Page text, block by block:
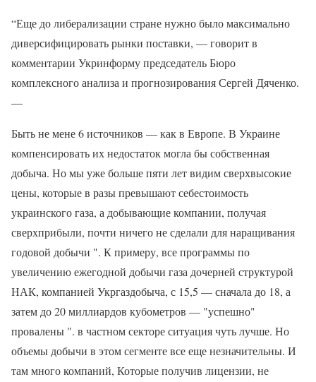
“Еще до либерализации стране нужно было максимально
диверсифицировать рынки поставки, — говорит в
комментарии Укринформу председатель Бюро
комплексного анализа и прогнозирования Сергей Дяченко.
—
Быть не мене 6 источников — как в Европе. В Украине
компенсировать их недостаток могла бы собственная
добыча. Но мы уже больше пяти лет видим сверхвысокие
цены, которые в разы превышают себестоимость
украинского газа, а добывающие компании, получая
сверхприбыли, почти ничего не сделали для наращивания
годовой добычи ". К примеру, все программы по
увеличению ежегодной добычи газа дочерней структурой
НАК, компанией Укргаздобыча, с 15,5 — сначала до 18, а
затем до 20 миллиардов кубометров — "успешно"
провалены ". в частном секторе ситуация чуть лучше. Но
объемы добычи в этом сегменте все еще незначительны. И
там много компаний, Которые получив лицензии, не